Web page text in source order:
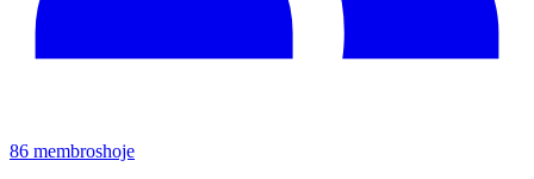
86 membroshoje